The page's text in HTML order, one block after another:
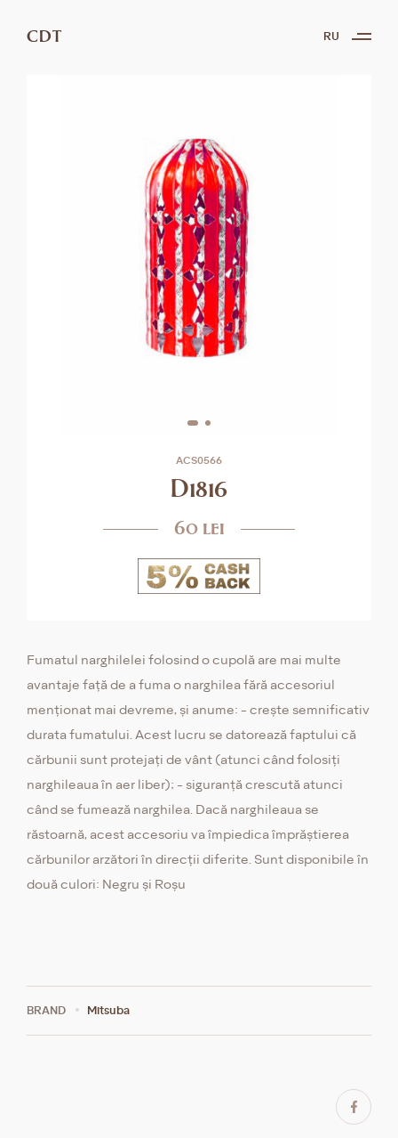
CDT RU
ACS0566
D1816
60 lei
Fumatul narghilelei folosind o cupolă are mai multe
avantaje față de a fuma o narghilea fără accesoriul
menționat mai devreme, și anume: - crește semnificativ
durata fumatului. Acest lucru se datorează faptului că
cărbunii sunt protejați de vânt (atunci când folosiți
narghileaua în aer liber); - siguranță crescută atunci
când se fumează narghilea. Dacă narghileaua se
răstoarnă, acest accesoriu va împiedica împrăștierea
cărbunilor arzători în direcții diferite. Sunt disponibile în
două culori: Negru și Roșu
BRAND Mitsuba